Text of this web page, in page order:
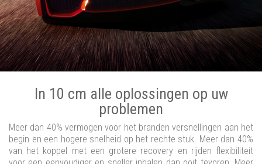
In 10 cm alle oplossingen op uw
problemen
Meer dan 40% vermogen voor het branden versnellingen aan het
begin en een hogere snelheid op het rechte stuk. Meer dan 40%
van het koppel met een grotere recovery en rijden flexibiliteit